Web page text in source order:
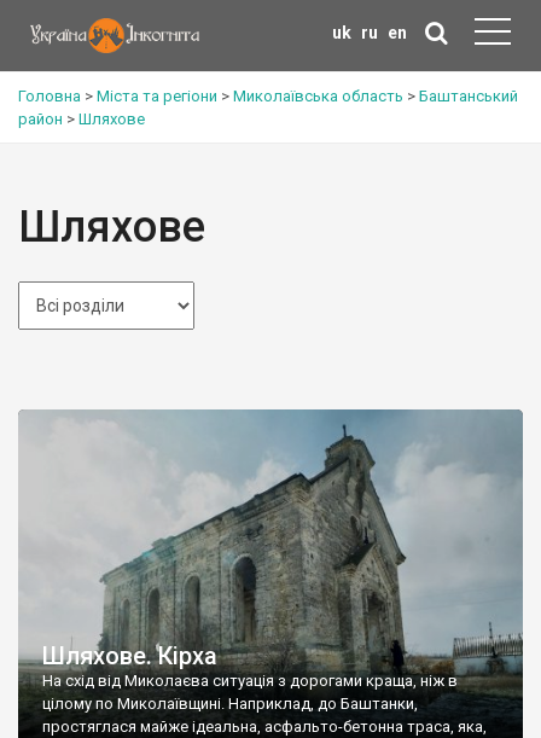
uk ru en
Головна > Міста та регіони > Миколаївська область > Баштанський
район > Шляхове
Шляхове
Шляхове. Кірха
На схід від Миколаєва ситуація з дорогами краща, ніж в
цілому по Миколаївщині. Наприклад, до Баштанки,
простяглася майже ідеальна, асфальто-бетонна траса, яка,